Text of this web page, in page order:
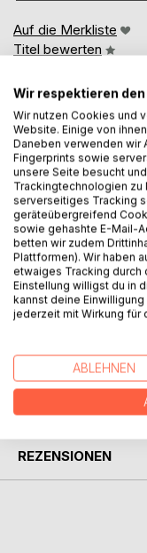
Auf die Merkliste
Titel bewerten
BESCHREIBUNG
The preacher
heresy. He not only
but also described
in Advaita and
words of Master
AUTOR/IN
REZENSIONEN
Wir respektieren
Wir nutzen Cookies und
Website. Einige von
Daneben verwenden wir
Fingerprints sowie
unsere Seite besucht
Trackingtechnologien
serverseitiges Tracking
geräteübergreifend
sowie gehashte E-Mail-
betten wir zudem
Plattformen). Wir haben
etwaiges Tracking durch
Einstellung willigst du in
kannst deine Einwilligung
jederzeit mit Wirkung für
ABLEHNEN